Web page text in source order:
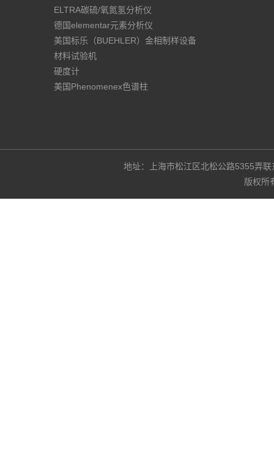
ELTRA碳硫/氧氮氢分析仪
德国elementar元素分析仪
美国标乐（BUEHLER）金相制样设备
材料试验机
硬度计
美国Phenomenex色谱柱
地址：上海市松江区北松公路5355
版权所